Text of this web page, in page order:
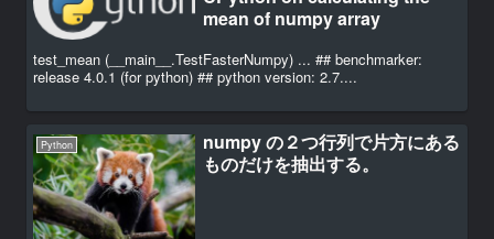
mean of numpy array
test_mean (__main__.TestFasterNumpy) ... ## benchmarker:
release 4.0.1 (for python) ## python version: 2.7....
Python
numpy の２つ行列で片方にある
ものだけを抽出する。